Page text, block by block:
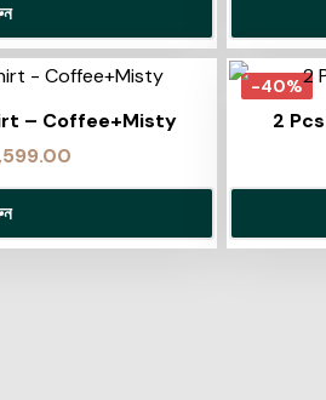
– Coffee+Misty
-40%
2